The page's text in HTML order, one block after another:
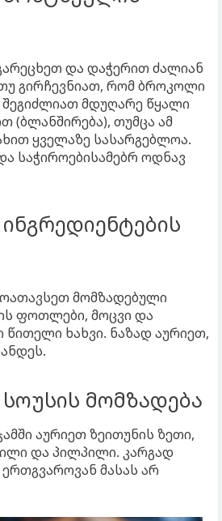
და დაჭერით ძალიან
გირჩევნიათ, რომ ბროკოლი
მდუღარე წყალი
(ბლანშირება), თუმცა ამ
ყველაზე სასარგებლოა.
საჭიროებისამებრ ოდნავ
ინგრედიენტების
მომზადებული
ფოთლები, მოცვი და
ხახვი. ნაზად აურიეთ,
სოუსის მომზადება
აურიეთ ზეითუნის ზეთი,
და პილპილი. კარგად
მასას არ